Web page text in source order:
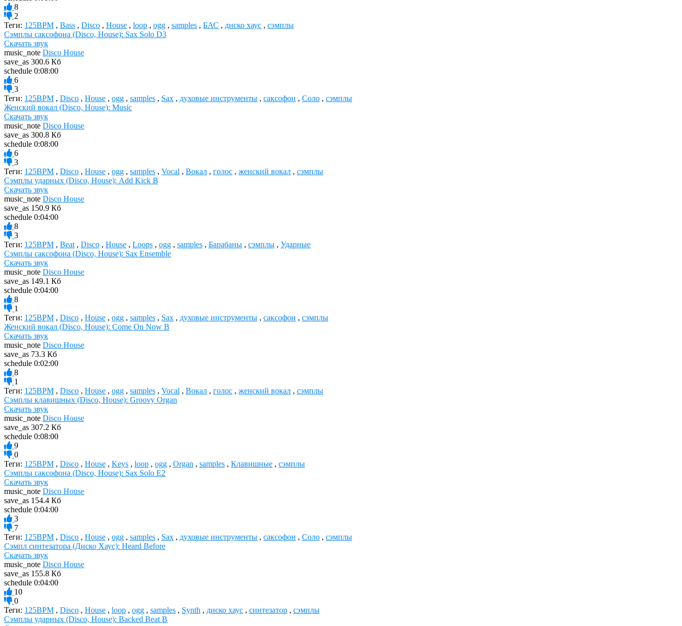
8
2
Теги: 125BPM , Bass , Disco , House , loop , ogg , samples , БАС , диско хаус , сэмплы
Сэмплы саксофона (Disco, House): Sax Solo D3
Скачать звук
music_note Disco House
save_as 300.6 Кб
schedule 0:08:00
6
3
Теги: 125BPM , Disco , House , ogg , samples , Sax , духовые инструменты , саксофон , Соло , сэмплы
Женский вокал (Disco, House): Music
Скачать звук
music_note Disco House
save_as 300.8 Кб
schedule 0:08:00
6
3
Теги: 125BPM , Disco , House , ogg , samples , Vocal , Вокал , голос , женский вокал , сэмплы
Сэмплы ударных (Disco, House): Add Kick B
Скачать звук
music_note Disco House
save_as 150.9 Кб
schedule 0:04:00
8
3
Теги: 125BPM , Beat , Disco , House , Loops , ogg , samples , Барабаны , сэмплы , Ударные
Сэмплы саксофона (Disco, House): Sax Ensemble
Скачать звук
music_note Disco House
save_as 149.1 Кб
schedule 0:04:00
8
1
Теги: 125BPM , Disco , House , ogg , samples , Sax , духовые инструменты , саксофон , сэмплы
Женский вокал (Disco, House): Come On Now B
Скачать звук
music_note Disco House
save_as 73.3 Кб
schedule 0:02:00
8
1
Теги: 125BPM , Disco , House , ogg , samples , Vocal , Вокал , голос , женский вокал , сэмплы
Сэмплы клавишных (Disco, House): Groovy Organ
Скачать звук
music_note Disco House
save_as 307.2 Кб
schedule 0:08:00
9
0
Теги: 125BPM , Disco , House , Keys , loop , ogg , Organ , samples , Клавишные , сэмплы
Сэмплы саксофона (Disco, House): Sax Solo E2
Скачать звук
music_note Disco House
save_as 154.4 Кб
schedule 0:04:00
3
7
Теги: 125BPM , Disco , House , ogg , samples , Sax , духовые инструменты , саксофон , Соло , сэмплы
Сэмпл синтезатора (Диско Хаус): Heard Before
Скачать звук
music_note Disco House
save_as 155.8 Кб
schedule 0:04:00
10
0
Теги: 125BPM , Disco , House , loop , ogg , samples , Synth , диско хаус , синтезатор , сэмплы
Сэмплы ударных (Disco, House): Backed Beat B